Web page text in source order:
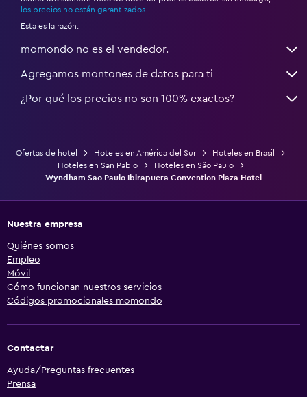
los precios no están garantizados
Esta es la razón:
momondo no es el vendedor.
Agregamos montones de datos para ti
¿Por qué los precios no son 100% exactos?
Ofertas de hotel Hoteles en América del Sur
Hoteles en Brasil
Hoteles en San Pablo
Hoteles en São Paulo
Wyndham Sao Paulo Ibirapuera Convention Plaza Hotel
Nuestra empresa
Quiénes somos
Empleo
Móvil
Cómo funcionan nuestros servicios
Códigos promocionales momondo
Contactar
Ayuda/Preguntas frecuentes
Prensa